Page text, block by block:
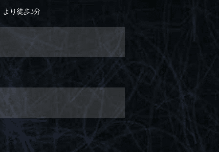
より徒歩3分